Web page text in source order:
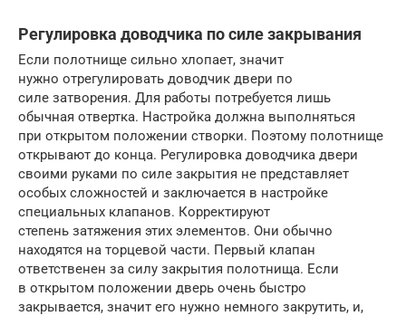
Регулировка доводчика по силе закрывания
Если полотнище сильно хлопает, значит
нужно отрегулировать доводчик двери по
силе затворения. Для работы потребуется лишь
обычная отвертка. Настройка должна выполняться
при открытом положении створки. Поэтому полотнище
открывают до конца. Регулировка доводчика двери
своими руками по силе закрытия не представляет
особых сложностей и заключается в настройке
специальных клапанов. Корректируют
степень затяжения этих элементов. Они обычно
находятся на торцевой части. Первый клапан
ответственен за силу закрытия полотнища. Если
в открытом положении дверь очень быстро
закрывается, значит его нужно немного закрутить, и,